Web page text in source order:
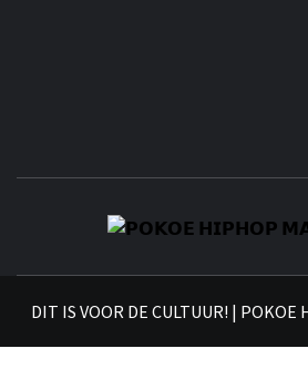
DIT IS VOOR DE CULTUUR! |